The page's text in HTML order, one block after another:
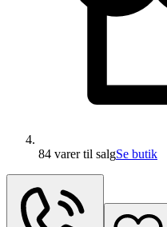
84 varertil salgSe butik